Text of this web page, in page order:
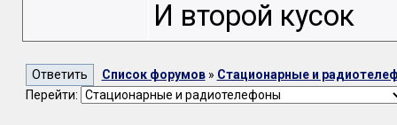
И второй кусок
Список форумов» Стационарные и
Перейти: